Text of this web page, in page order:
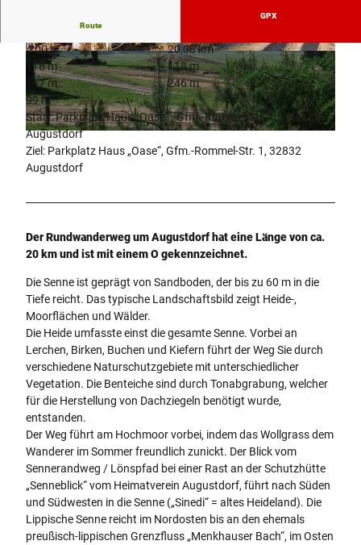
© Thevis, Thevis |
r
l
i
e
n
/
N
S
G
P
S
e
n
n
e
.
j
p
g
© Joachim Biere, Unbekannt
Route
GPX
4:00 h
20,08 km
118 m
118 m
147 m
246 m
99 m
Start: Parkplatz Haus „Oase“ , Gfm.-Rommel-Str. 1, 32832
Augustdorf
Ziel: Parkplatz Haus „Oase“, Gfm.-Rommel-Str. 1, 32832
Augustdorf
Der Rundwanderweg um Augustdorf hat eine Länge von ca.
20 km und ist mit einem O gekennzeichnet.
Die Senne ist geprägt von Sandboden, der bis zu 60 m in die
Tiefe reicht. Das typische Landschaftsbild zeigt Heide-,
Moorflächen und Wälder.
Die Heide umfasste einst die gesamte Senne. Vorbei an
Lerchen, Birken, Buchen und Kiefern führt der Weg Sie durch
verschiedene Naturschutzgebiete mit unterschiedlicher
Vegetation. Die Benteiche sind durch Tonabgrabung, welcher
für die Herstellung von Dachziegeln benötigt wurde,
entstanden.
Der Weg führt am Hochmoor vorbei, indem das Wollgrass dem
Wanderer im Sommer freundlich zunickt. Der Blick vom
Sennerandweg / Lönspfad bei einer Rast an der Schutzhütte
„Senneblick“ vom Heimatverein Augustdorf, führt nach Süden
und Südwesten in die Senne („Sinedi“ = altes Heideland). Die
Lippische Senne reicht im Nordosten bis an den ehemals
preußisch-lippischen Grenzfluss „Menkhauser Bach“, im Osten